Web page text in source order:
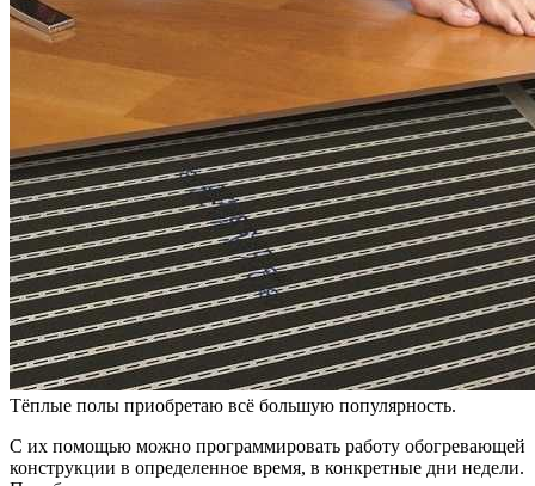
Тёплые полы приобретаю всё большую популярность.
С их помощью можно программировать работу обогревающей
конструкции в определенное время, в конкретные дни недели.